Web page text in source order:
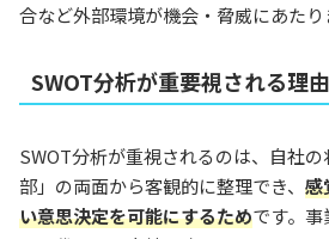
合など外部環境が機会・脅威にあたり
SWOT分析が重要視される理由
SWOT分析が重視されるのは、自社
部」の両面から客観的に整理でき、 感
い意思決定を可能にするためです。